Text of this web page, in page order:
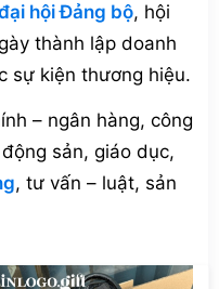
hội Đảng bộ, hội
thành lập doanh
sự kiện thương hiệu.
– ngân hàng, công
sản, giáo dục,
, tư vấn – luật, sản